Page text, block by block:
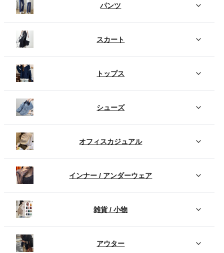
パンツ
スカート
トップス
シューズ
オフィスカジュアル
インナー / アンダーウェア
雑貨 / 小物
アウター